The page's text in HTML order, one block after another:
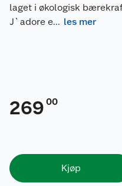
laget i økologisk
J`adore e... les mer
269 00
Kjøp